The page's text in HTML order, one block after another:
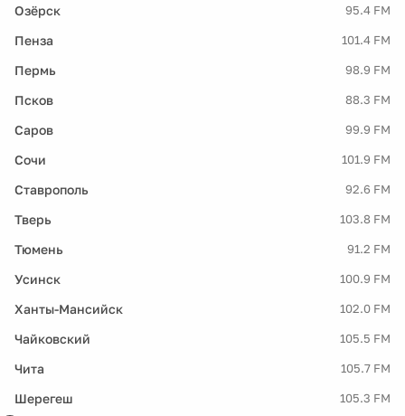
Озёрск 95.4 FM
Пенза 101.4 FM
Пермь 98.9 FM
Псков 88.3 FM
Саров 99.9 FM
Сочи 101.9 FM
Ставрополь 92.6 FM
Тверь 103.8 FM
Тюмень 91.2 FM
Усинск 100.9 FM
Ханты-Мансийск 102.0 FM
Чайковский 105.5 FM
Чита 105.7 FM
Шерегеш 105.3 FM